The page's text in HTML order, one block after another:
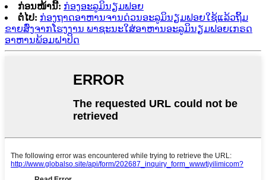
ກ່ອນໜ້ານີ້: ກ່ອງອະລູມິນຽມຟອຍ
ຕໍ່ໄປ: ກ່ອງຖາດອາຫານຈານດ່ວນອະລູມິນຽມຟອຍໃຊ້ແລ້ວຖິ້ມ
ຂາຍສົ່ງຈາກໂຮງງານ ພາຊະນະໃສ່ອາຫານອະລູມິນຽມຟອຍເກຣດ
ອາຫານພ້ອມຝາປິດ